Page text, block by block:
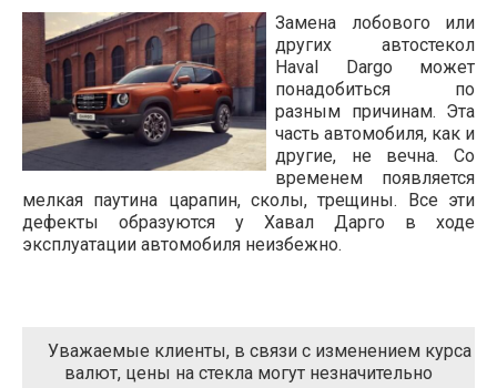
Замена лобового или
других автостекол
Haval Dargo может
понадобиться по
разным причинам. Эта
часть автомобиля, как и
другие, не вечна. Со
временем появляется
мелкая паутина царапин, сколы, трещины. Все эти
дефекты образуются у Хавал Дарго в ходе
эксплуатации автомобиля неизбежно.
Уважаемые клиенты, в связи с изменением курса
валют, цены на стекла могут незначительно